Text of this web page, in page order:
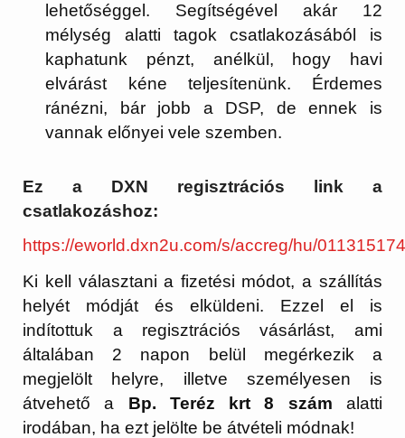
lehetőséggel. Segítségével akár 12
mélység alatti tagok csatlakozásából is
kaphatunk pénzt, anélkül, hogy havi
elvárást kéne teljesítenünk. Érdemes
ránézni, bár jobb a DSP, de ennek is
vannak előnyei vele szemben.
Ez a DXN regisztrációs link a
csatlakozáshoz:
https://eworld.dxn2u.com/s/accreg/hu/
Ki kell választani a fizetési módot, a szállítás
helyét módját és elküldeni. Ezzel el is
indítottuk a regisztrációs vásárlást, ami
általában 2 napon belül megérkezik a
megjelölt helyre, illetve személyesen is
átvehető a Bp. Teréz krt 8 szám alatti
irodában, ha ezt jelölte be átvételi módnak!